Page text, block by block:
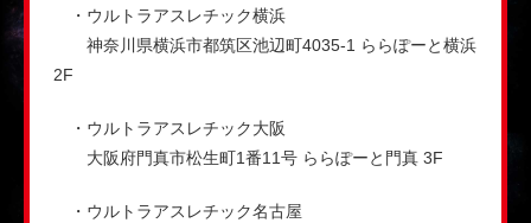
・ウルトラアスレチック横浜
神奈川県横浜市都筑区池辺町4035-1 ららぽーと横浜
2F
・ウルトラアスレチック大阪
大阪府門真市松生町1番11号 ららぽーと門真 3F
・ウルトラアスレチック名古屋